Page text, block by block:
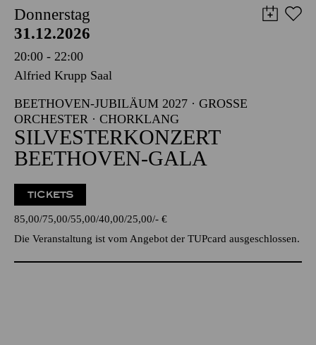
Donnerstag
31.12.2026
20:00 - 22:00
Alfried Krupp Saal
BEETHOVEN-JUBILÄUM 2027 · GROSSE O
RCHESTER · CHORKLANG
SILVESTERKONZERT
BEETHOVEN-GALA
TICKETS
85,00 75,00 55,00 40,00 25,00 - €
Die Veranstaltung ist vom Angebot der TUPcard ausgeschlossen.